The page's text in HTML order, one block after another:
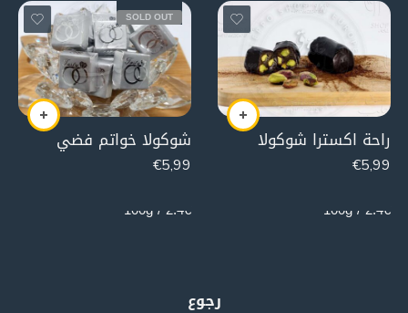
راحة اكسترا شوكولا
€5,99
2.4€ / 100g
SOLD OUT
شوكولا خواتم فضي
€5,99
2.4€ / 100g